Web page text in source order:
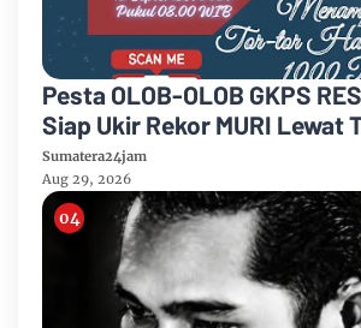
Pesta OLOB-OLOB GKPS
Siap Ukir Rekor MURI Lewat
Massal “Haroan Bolon” di
The Sea
Sumatera24jam
Aug 29, 2026